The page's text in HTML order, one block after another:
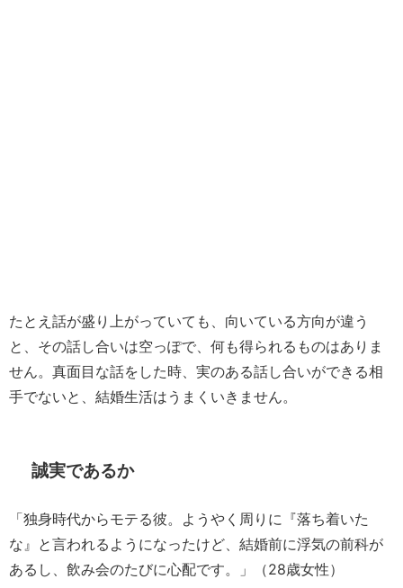
たとえ話が盛り上がっていても、向いている方向が違う
と、その話し合いは空っぽで、何も得られるものはありま
せん。真面目な話をした時、実のある話し合いができる相
手でないと、結婚生活はうまくいきません。
誠実であるか
「独身時代からモテる彼。ようやく周りに『落ち着いた
な』と言われるようになったけど、結婚前に浮気の前科が
あるし、飲み会のたびに心配です。」（28歳女性）